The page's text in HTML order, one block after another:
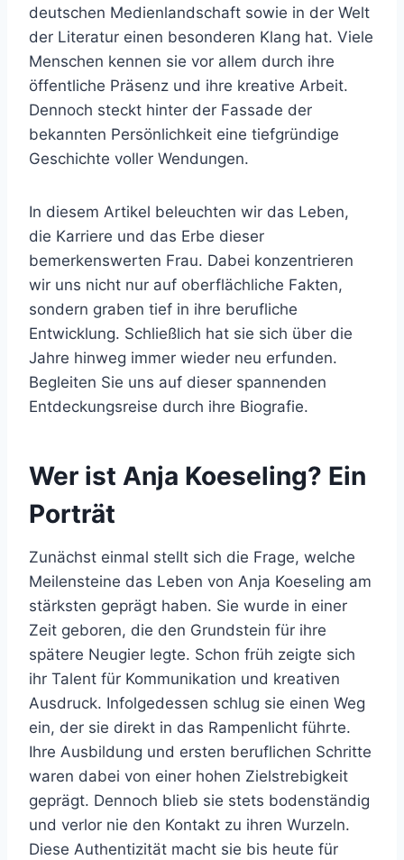
deutschen Medienlandschaft sowie in der Welt
der Literatur einen besonderen Klang hat. Viele
Menschen kennen sie vor allem durch ihre
öffentliche Präsenz und ihre kreative Arbeit.
Dennoch steckt hinter der Fassade der
bekannten Persönlichkeit eine tiefgründige
Geschichte voller Wendungen.
In diesem Artikel beleuchten wir das Leben,
die Karriere und das Erbe dieser
bemerkenswerten Frau. Dabei konzentrieren
wir uns nicht nur auf oberflächliche Fakten,
sondern graben tief in ihre berufliche
Entwicklung. Schließlich hat sie sich über die
Jahre hinweg immer wieder neu erfunden.
Begleiten Sie uns auf dieser spannenden
Entdeckungsreise durch ihre Biografie.
Wer ist Anja Koeseling? Ein
Porträt
Zunächst einmal stellt sich die Frage, welche
Meilensteine das Leben von Anja Koeseling am
stärksten geprägt haben. Sie wurde in einer
Zeit geboren, die den Grundstein für ihre
spätere Neugier legte. Schon früh zeigte sich
ihr Talent für Kommunikation und kreativen
Ausdruck. Infolgedessen schlug sie einen Weg
ein, der sie direkt in das Rampenlicht führte.
Ihre Ausbildung und ersten beruflichen Schritte
waren dabei von einer hohen Zielstrebigkeit
geprägt. Dennoch blieb sie stets bodenständig
und verlor nie den Kontakt zu ihren Wurzeln.
Diese Authentizität macht sie bis heute für